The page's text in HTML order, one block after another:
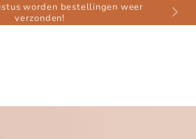
worden bestellingen weer
verzonden!